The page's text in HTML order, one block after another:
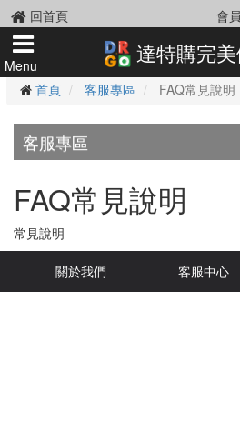
回首頁 會
Menu 達特購完美
首頁
客服專區 FAQ常見說明
客服專區
FAQ常見說明
常見說明
關於我們 客服中心